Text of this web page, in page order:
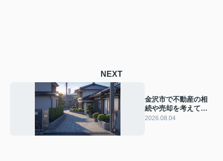
NEXT
金沢市で不動産の相
続や売却を考えてい
ますか？流れや注意
2026.08.04